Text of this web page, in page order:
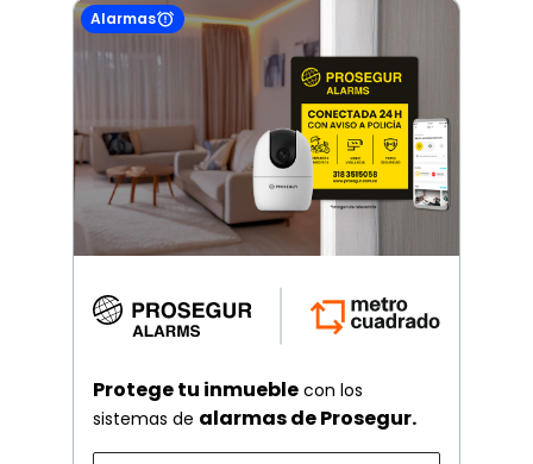
Alarmas
Protege tu inmueble con los
sistemas de alarmas de Prosegur.